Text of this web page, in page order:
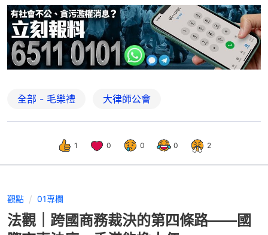
全部 - 毛樂禮 大律師公會
1 0 0 0 2
觀點 01專欄
法觀｜跨國商務裁決的第四條路——國